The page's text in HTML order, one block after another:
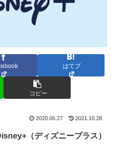
はてブ
コピー
2020.06.27 2021.10.28
（ディズニープラス）